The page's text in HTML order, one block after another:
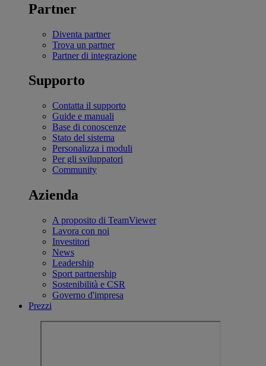
Partner
Diventa partner
Trova un partner
Partner di integrazione
Supporto
Contatta il supporto
Guide e manuali
Base di conoscenze
Stato del sistema
Personalizza i moduli
Per gli sviluppatori
Community
Azienda
A proposito di TeamViewer
Lavora con noi
Investitori
News
Leadership
Sport partnership
Sostenibilità e CSR
Governo d'impresa
Prezzi